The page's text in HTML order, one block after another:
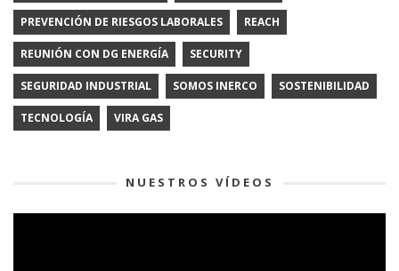
PREVENCIÓN DE RIESGOS LABORALES REACH
REUNIÓN CON DG ENERGÍA SECURITY
SEGURIDAD INDUSTRIAL SOMOS INERCO SOSTENIBILIDAD
TECNOLOGÍA VIRA GAS
NUESTROS VÍDEOS